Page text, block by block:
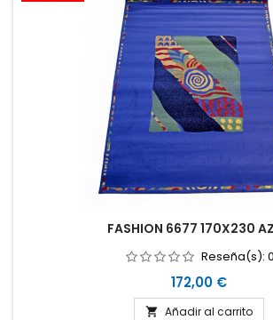
FASHION 6677 170X230
Reseña(s): 0
Precio
172,00 €
 Añadir al carrito